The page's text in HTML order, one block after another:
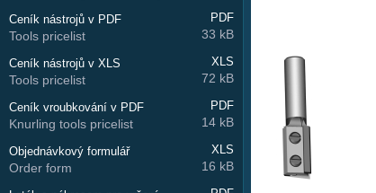
Ceník nástrojů v PDF
Tools pricelist
PDF
33 kB
Ceník nástrojů v XLS
Tools pricelist
XLS
72 kB
Ceník vroubkování v PDF
Knurling tools pricelist
PDF
14 kB
Objednávkový formulář
Order form
XLS
16 kB